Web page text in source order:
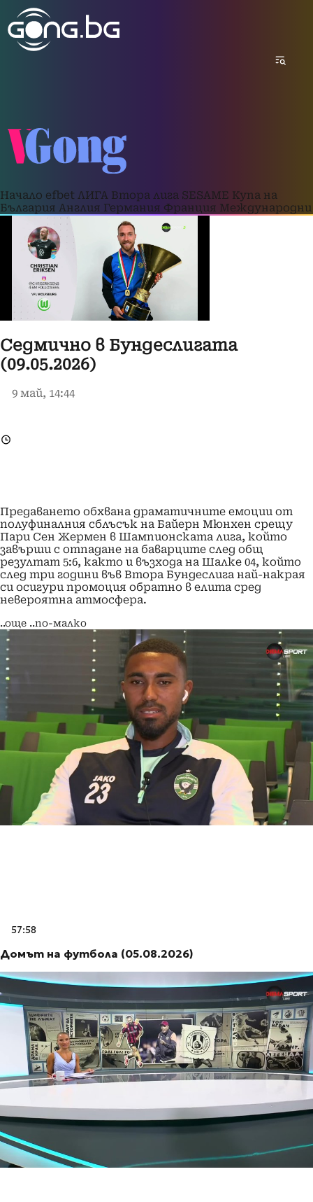
Начало efbet ЛИГА Втора лига SESAME Купа на
България Англия Германия Франция Международни
Седмично в Бундеслигата
(09.05.2026)
9 май, 14:44
Предаването обхвана драматичните емоции от
полуфиналния сблъсък на Байерн Мюнхен срещу
Пари Сен Жермен в Шампионската лига, който
завърши с отпадане на баварците след общ
резултат 5:6, както и възхода на Шалке 04, който
след три години във Втора Бундеслига най-накрая
си осигури промоция обратно в елита сред
невероятна атмосфера.
..още ..по-малко
57:58
Домът на футбола (05.08.2026)